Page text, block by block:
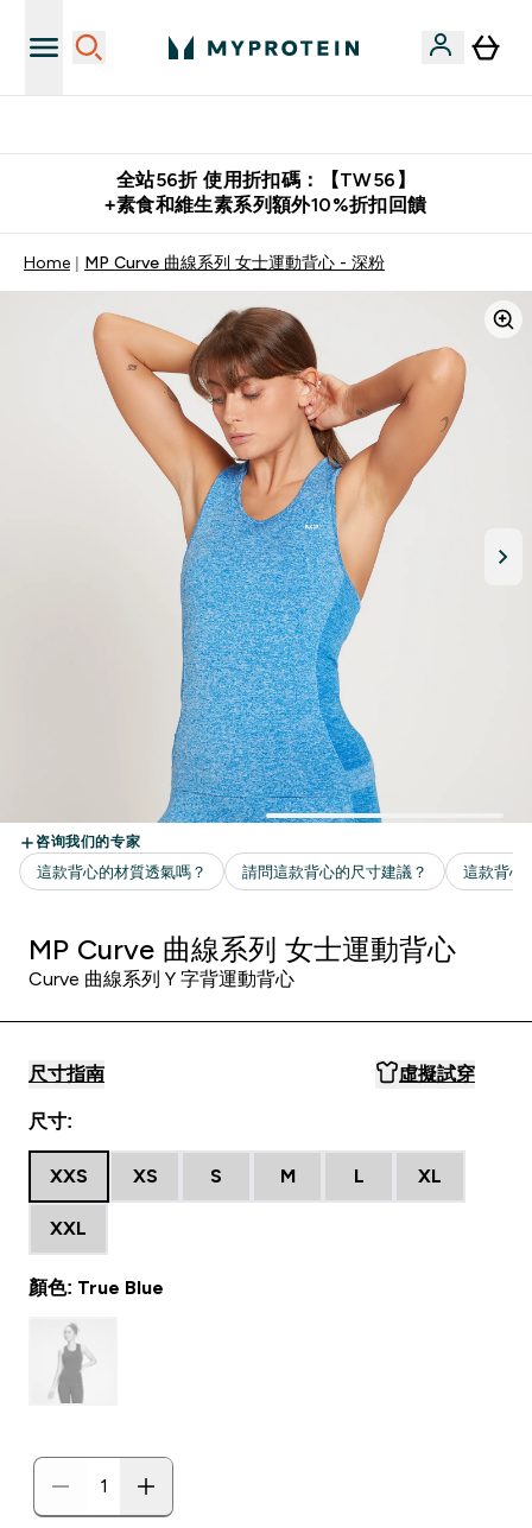
全站56折 使用折扣碼：【TW56】
+素食和維生素系列額外10%折扣回饋
Home MP Curve 曲線系列 女士運動背心 - 深粉
MP Curve 曲線系列 女士運動背心
Curve 曲線系列 Y 字背運動背心
尺寸指南 虛擬試穿
尺寸:
XXS XS S M L XL
XXL
顏色: True Blue